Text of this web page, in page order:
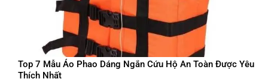
Top 7 Mẫu Áo Phao Dáng Ngắn Cứu Hộ An Toàn Được Yêu
Thích Nhất